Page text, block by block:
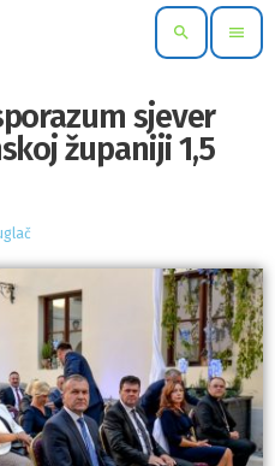
search menu
sjever
županiji 1,5